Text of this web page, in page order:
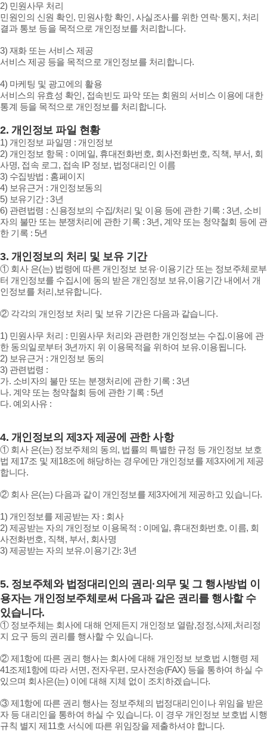
2) 민원사무 처리
민원인의 신원 확인, 민원사항 확인, 사실조사를 위한 연락·통지, 처리
결과 통보 등을 목적으로 개인정보를 처리합니다.
3) 재화 또는 서비스 제공
서비스 제공 등을 목적으로 개인정보를 처리합니다.
4) 마케팅 및 광고에의 활용
서비스의 유효성 확인, 접속빈도 파악 또는 회원의 서비스 이용에 대한
통계 등을 목적으로 개인정보를 처리합니다.
2. 개인정보 파일 현황
1) 개인정보 파일명 : 개인정보
2) 개인정보 항목 : 이메일, 휴대전화번호, 회사전화번호, 직책, 부서, 회
사명, 접속 로그, 접속 IP 정보, 법정대리인 이름
3) 수집방법 : 홈페이지
4) 보유근거 : 개인정보동의
5) 보유기간 : 3년
6) 관련법령 : 신용정보의 수집/처리 및 이용 등에 관한 기록 : 3년, 소비
자의 불만 또는 분쟁처리에 관한 기록 : 3년, 계약 또는 청약철회 등에 관
한 기록 : 5년
3. 개인정보의 처리 및 보유 기간
① 회사 은(는) 법령에 따른 개인정보 보유·이용기간 또는 정보주체로부
터 개인정보를 수집시에 동의 받은 개인정보 보유,이용기간 내에서 개
인정보를 처리,보유합니다.
② 각각의 개인정보 처리 및 보유 기간은 다음과 같습니다.
1) 민원사무 처리 : 민원사무 처리와 관련한 개인정보는 수집.이용에 관
한 동의일로부터 3년까지 위 이용목적을 위하여 보유.이용됩니다.
2) 보유근거 : 개인정보 동의
3) 관련법령 :
가. 소비자의 불만 또는 분쟁처리에 관한 기록 : 3년
나. 계약 또는 청약철회 등에 관한 기록 : 5년
다. 예외사유 :
4. 개인정보의 제3자 제공에 관한 사항
① 회사 은(는) 정보주체의 동의, 법률의 특별한 규정 등 개인정보 보호
법 제17조 및 제18조에 해당하는 경우에만 개인정보를 제3자에게 제공
합니다.
② 회사 은(는) 다음과 같이 개인정보를 제3자에게 제공하고 있습니다.
1) 개인정보를 제공받는 자 : 회사
2) 제공받는 자의 개인정보 이용목적 : 이메일, 휴대전화번호, 이름, 회
사전화번호, 직책, 부서, 회사명
3) 제공받는 자의 보유.이용기간: 3년
5. 정보주체와 법정대리인의 권리·의무 및 그 행사방법 이
용자는 개인정보주체로써 다음과 같은 권리를 행사할 수
있습니다.
① 정보주체는 회사에 대해 언제든지 개인정보 열람,정정,삭제,처리정
지 요구 등의 권리를 행사할 수 있습니다.
② 제1항에 따른 권리 행사는 회사에 대해 개인정보 보호법 시행령 제
41조제1항에 따라 서면, 전자우편, 모사전송(FAX) 등을 통하여 하실 수
있으며 회사은(는) 이에 대해 지체 없이 조치하겠습니다.
③ 제1항에 따른 권리 행사는 정보주체의 법정대리인이나 위임을 받은
자 등 대리인을 통하여 하실 수 있습니다. 이 경우 개인정보 보호법 시행
규칙 별지 제11호 서식에 따른 위임장을 제출하셔야 합니다.